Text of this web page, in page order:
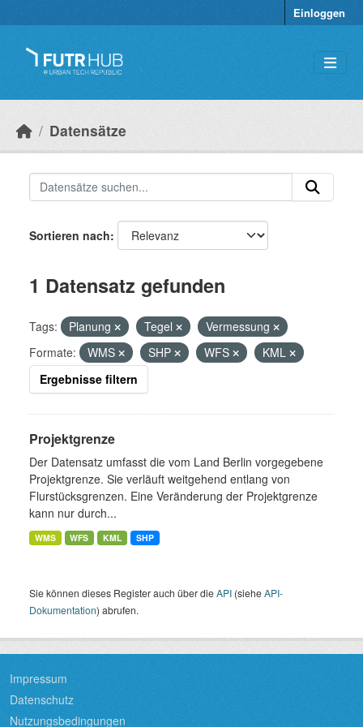
Einloggen
Datensätze
Sortieren nach
1 Datensatz gefunden
Tags: Planung Tegel
Vermessung
Formate:
WMS SHP WFS
KML
Ergebnisse filtern
Projektgrenze
Der Datensatz umfasst die vom Land Berlin vorgegebene
Projektgrenze. Sie verläuft weitgehend entlang von
Flurstücksgrenzen. Eine Veränderung der Projektgrenze
kann nur durch...
WMS WFS KML SHP
Sie können dieses Register auch über dieAPI (sieheAPI-
Dokumentation) abrufen.
Impressum
Datenschutz
Nutzungsbedingungen